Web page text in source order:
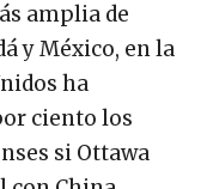
amplia de
y México, en la
ha
ciento los
si Ottawa